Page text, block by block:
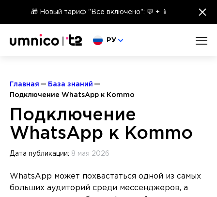
🎁 Новый тариф "Всё включено": 💬 + 📱 ×
Выберите язык
РУ
Главная
База знаний
Подключение WhatsApp к Kommo
Подключение
WhatsApp к Kommo
Дата публикации: 8 мая 2026
WhatsApp может похвастаться одной из самых
больших аудиторий среди мессенджеров, а